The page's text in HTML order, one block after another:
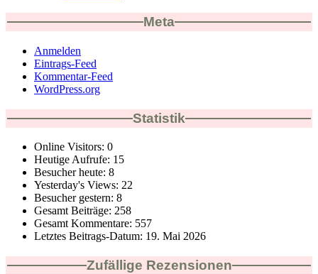
Meta
Anmelden
Eintrags-Feed
Kommentar-Feed
WordPress.org
Statistik
Online Visitors: 0
Heutige Aufrufe: 15
Besucher heute: 8
Yesterday's Views: 22
Besucher gestern: 8
Gesamt Beiträge: 258
Gesamt Kommentare: 557
Letztes Beitrags-Datum: 19. Mai 2026
Zufällige Rezensionen